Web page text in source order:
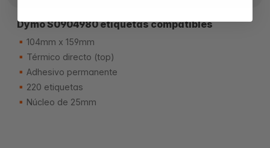
Dymo S0904980 etiquetas compatibles
104mm x 159mm
Térmico directo (top)
Adhesivo permanente
220 etiquetas
Núcleo de 25mm